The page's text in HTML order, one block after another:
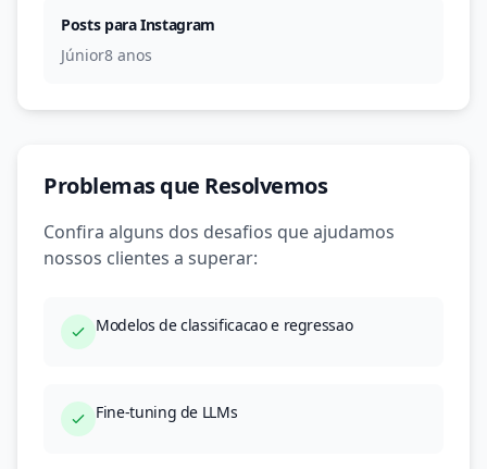
Posts para Instagram
Júnior8 anos
Problemas que Resolvemos
Confira alguns dos desafios que ajudamos
nossos clientes a superar:
Modelos de classificacao e regressao
Fine-tuning de LLMs